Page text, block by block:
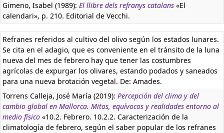
Gimeno, Isabel (1989): El llibre dels refranys catalans «El
calendari», p. 210. Editorial de Vecchi.
Refranes referidos al cultivo del olivo según los estados lunares.
Se cita en el adagio, que es conveniente en el tránsito de la luna
nueva del mes de febrero hay que tener las costumbres
agrícolas de expurgar los olivares, estando podados y saneados
para una nueva brotación vegetal. De: Amades.
Torrens Calleja, José María (2019): Percepción del clima y del
cambio global en Mallorca. Mitos, equívocos y realidades entorno al
medio físico «10.2. Febrero. 10.2.2. Caracterización de la
climatología de febrero, según el saber popular de los refranes